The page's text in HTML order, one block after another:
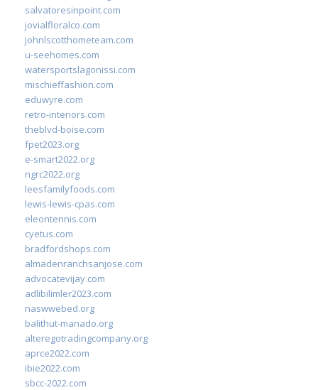
salvatoresinpoint.com
jovialfloralco.com
johnlscotthometeam.com
u-seehomes.com
watersportslagonissi.com
mischieffashion.com
eduwyre.com
retro-interiors.com
theblvd-boise.com
fpet2023.org
e-smart2022.org
ngrc2022.org
leesfamilyfoods.com
lewis-lewis-cpas.com
eleontennis.com
cyetus.com
bradfordshops.com
almadenranchsanjose.com
advocatevijay.com
adlibilimler2023.com
naswwebed.org
balithut-manado.org
alteregotradingcompany.org
aprce2022.com
ibie2022.com
sbcc-2022.com